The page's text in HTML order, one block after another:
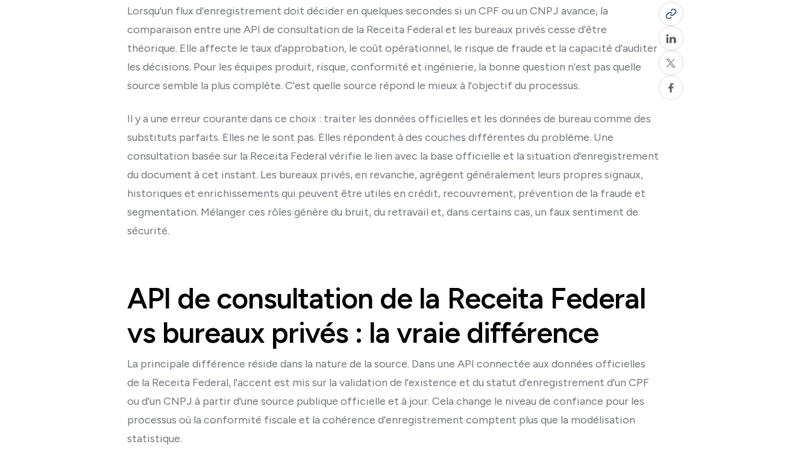
Lorsqu'un flux d'enregistrement doit décider en quelques secondes si un CPF ou un CNPJ avance, la
comparaison entre une API de consultation de la Receita Federal et les bureaux privés cesse d'être
théorique. Elle affecte le taux d'approbation, le coût opérationnel, le risque de fraude et la capacité d'auditer
les décisions. Pour les équipes produit, risque, conformité et ingénierie, la bonne question n'est pas quelle
source semble la plus complète. C'est quelle source répond le mieux à l'objectif du processus.
Il y a une erreur courante dans ce choix : traiter les données officielles et les données de bureau comme des
substituts parfaits. Elles ne le sont pas. Elles répondent à des couches différentes du problème. Une
consultation basée sur la Receita Federal vérifie le lien avec la base officielle et la situation d'enregistrement
du document à cet instant. Les bureaux privés, en revanche, agrègent généralement leurs propres signaux,
historiques et enrichissements qui peuvent être utiles en crédit, recouvrement, prévention de la fraude et
segmentation. Mélanger ces rôles génère du bruit, du retravail et, dans certains cas, un faux sentiment de
sécurité.
API de consultation de la Receita Federal
vs bureaux privés : la vraie différence
La principale différence réside dans la nature de la source. Dans une API connectée aux données officielles
de la Receita Federal, l'accent est mis sur la validation de l'existence et du statut d'enregistrement d'un CPF
ou d'un CNPJ à partir d'une source publique officielle et à jour. Cela change le niveau de confiance pour les
processus où la conformité fiscale et la cohérence d'enregistrement comptent plus que la modélisation
statistique.